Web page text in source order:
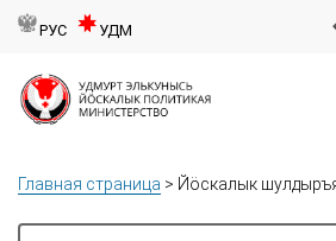
РУС УДМ
Главная страница > Йӧскалык